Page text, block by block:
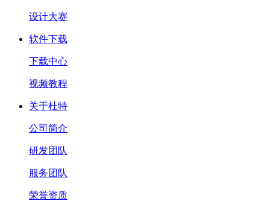
设计大赛
软件下载
下载中心
视频教程
关于杜特
公司简介
研发团队
服务团队
荣誉资质